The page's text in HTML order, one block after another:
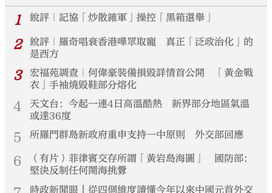
1
銳評｜記協「炒散雜軍」操控「黑箱選舉」
2
銳評｜羅奇唱衰香港嘩眾取寵 真正「泛政治化」的
是西方
3
宏福苑調查｜何偉豪裝備損毀詳情首公開 「黃金戰
衣」手袖燒毀鞋部分熔化
4
天文台：今起一連4日高溫酷熱 新界部分地區氣溫
或達36度
5 所羅門群島新政府重申支持一中原則 外交部回應
6
（有片）菲律賓交存所謂「黃岩島海圖」 國防部：
堅決反制任何鬧海挑釁
時政新聞眼丨從四個維度讀懂今年以來中國元首外交